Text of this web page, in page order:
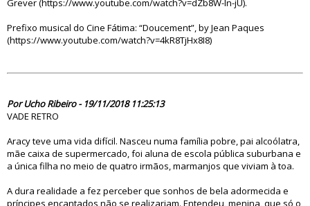
Grever (https://www.youtube.com/watch?v=dZb8W-ln-jU).
Prefixo musical do Cine Fátima: “Doucement”, by Jean Paques
(https://www.youtube.com/watch?v=4kR8TjHx8I8)
Por Ucho Ribeiro - 19/11/2018 11:25:13
VADE RETRO
Aracy teve uma vida difícil. Nasceu numa família pobre, pai alcoólatra,
mãe caixa de supermercado, foi aluna de escola pública suburbana e
a única filha no meio de quatro irmãos, marmanjos que viviam à toa.
A dura realidade a fez perceber que sonhos de bela adormecida e
príncipes encantados não se realizariam. Entendeu, menina, que só o